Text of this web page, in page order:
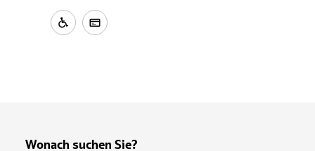
Wonach suchen Sie?